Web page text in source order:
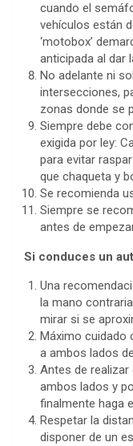
cuando el
vehículos están
‘motobox’
anticipada al dar
No adelante ni
intersecciones,
zonas donde se
Siempre debe
exigida por ley:
para evitar
que chaqueta y
Se recomienda
Siempre se
antes de
Si conduces un
Una
la mano
mirar si se
Máximo cuidado
a ambos lados
Antes de realizar
ambos lados y
finalmente haga
Respetar la
disponer de un